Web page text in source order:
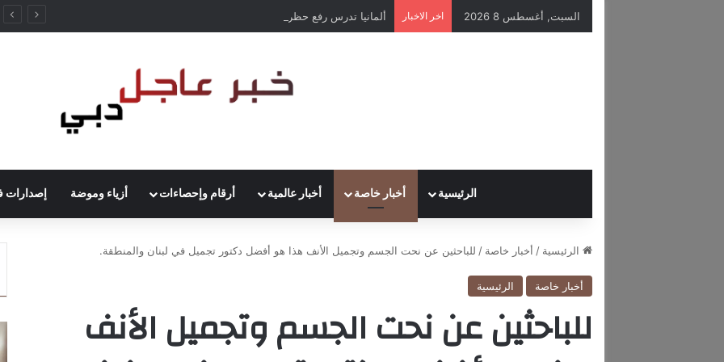
السبت, أغسطس 8 2026 اخر الاخبار
الرئيسية أخبار خاصة أخبار عالمية أرقام وإحصاءات أزياء وموضة إصدارات
الرئيسية / أخبار خاصة / للباحثين عن نحت الجسم وتجميل الأنف هذا هو أفضل دكتور تجميل في لبنان والمنطقة.
أخبار خاصة الرئيسية
للباحثين عن نحت الجسم وتجميل الأنف